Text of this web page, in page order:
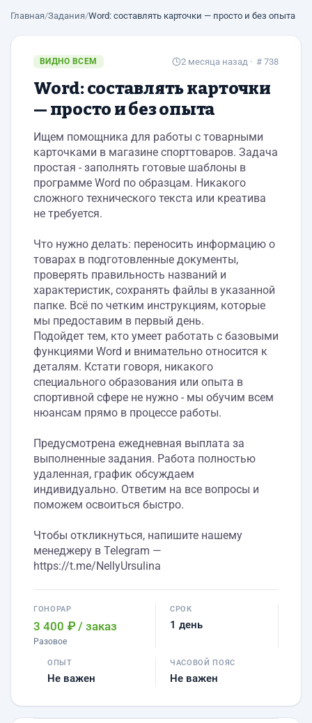
Главная/Задания/Word: составлять карточки — просто и без опыта
ВИДНО ВСЕМ 2 месяца назад · # 738
Word: составлять карточки
— просто и без опыта
Ищем помощника для работы с товарными
карточками в магазине спорттоваров. Задача
простая - заполнять готовые шаблоны в
программе Word по образцам. Никакого
сложного технического текста или креатива
не требуется.
Что нужно делать: переносить информацию о
товарах в подготовленные документы,
проверять правильность названий и
характеристик, сохранять файлы в указанной
папке. Всё по четким инструкциям, которые
мы предоставим в первый день.
Подойдет тем, кто умеет работать с базовыми
функциями Word и внимательно относится к
деталям. Кстати говоря, никакого
специального образования или опыта в
спортивной сфере не нужно - мы обучим всем
нюансам прямо в процессе работы.
Предусмотрена ежедневная выплата за
выполненные задания. Работа полностью
удаленная, график обсуждаем
индивидуально. Ответим на все вопросы и
поможем освоиться быстро.
Чтобы откликнуться, напишите нашему
менеджеру в Telegram —
https://t.me/NellyUrsulina
ГОНОРАР
3 400 ₽ / заказ
Разовое
СРОК
1 день
ОПЫТ
Не важен
ЧАСОВОЙ ПОЯС
Не важен